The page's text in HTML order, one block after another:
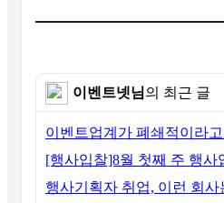
이벤트넷님의 최근 글